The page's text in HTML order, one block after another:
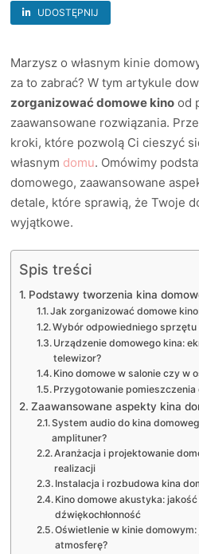
UDOSTĘPNIJ
Marzysz o własnym kinie
za to zabrać? W tym artykule
zorganizować domowe kino od
zaawansowane rozwiązania.
kroki, które pozwolą Ci cieszyć
własnym domu. Omówimy
domowego, zaawansowane
detale, które sprawią, że Twoje
wyjątkowe.
Spis treści
Podstawy tworzenia kina
Jak zorganizować domowe
Wybór odpowiedniego sprzętu
Urządzenie domowego kina:
telewizor?
Kino domowe w salonie czy w
Przygotowanie pomieszczenia
Zaawansowane aspekty kina
System audio do kina
amplituner?
Aranżacja i projektowanie
realizacji
Instalacja i rozbudowa kina
Kino domowe akustyka:
dźwiękochłonność
Oświetlenie w kinie
atmosferę?